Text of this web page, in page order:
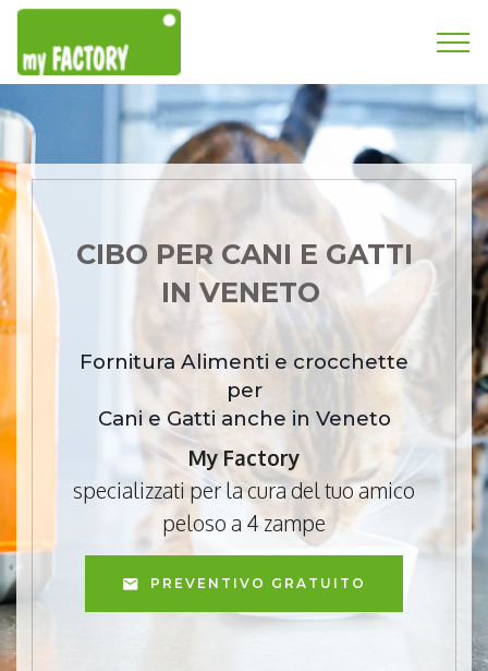
CIBO PER CANI E GATTI
IN VENETO
Fornitura Alimenti e crocchette
per
Cani e Gatti anche in Veneto
My Factory
specializzati per la cura del tuo amico
peloso a 4 zampe
PREVENTIVO GRATUITO